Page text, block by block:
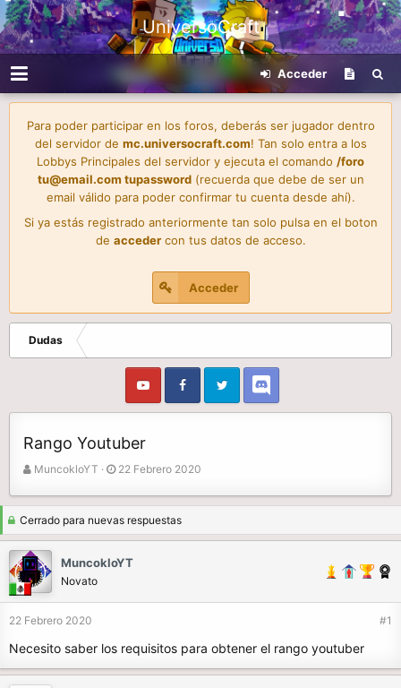
UniversoCraft
Acceder
Para poder participar en los foros, deberás ser jugador dentro
del servidor de mc.universocraft.com! Tan solo entra a los
Lobbys Principales del servidor y ejecuta el comando /foro
tu@email.com tupassword(recuerda que debe de ser un
email válido para poder confirmar tu cuenta desde ahí).
Si ya estás registrado anteriormente tan solo pulsa en el boton
de accedercon tus datos de acceso.
Acceder
Dudas
Rango Youtuber
A
o
r
MuncokloYT
F
h
a
e
n
i
o
22 Febrero 2020
Cerrado para nuevas respuestas
MuncokloYT
Novato
22 Febrero 2020 #1
Necesito saber los requisitos para obtener el rango youtuber